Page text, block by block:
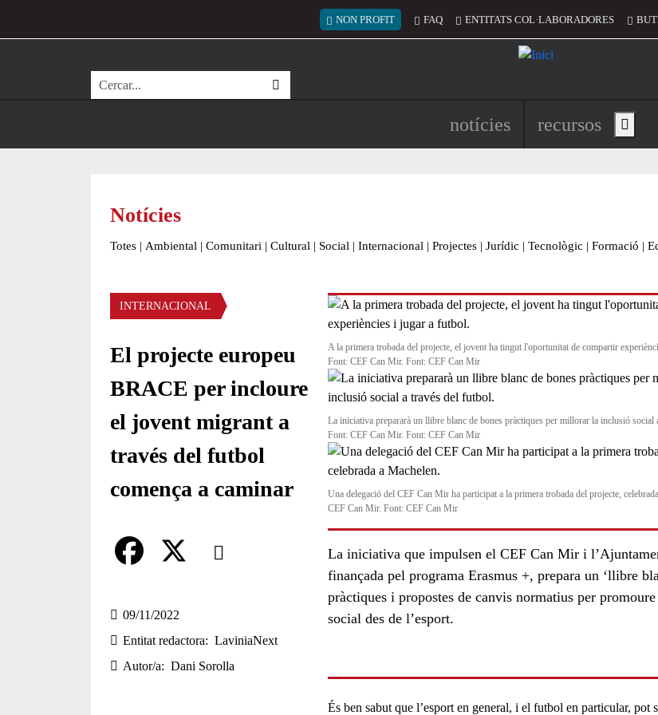
Menú del compte d'usuari
NON PROFIT FAQ ENTITATS COL·LABORADORES
Cerca
Navegació principal de
notícies recursos Show
Notícies
Totes | Ambiental | Comunitari | Cultural | Social | Internacional | Projectes | Jurídic | Tecnològic | Formació |
Àmbit de la notícia
INTERNACIONAL
El projecte europeu
BRACE per incloure
el jovent migrant a
través del futbol
comença a caminar
Comparteix
a
c
e
Compartir en altres xarxes socials
09/11/2022
Entitat redactora
LaviniaNext
Autor/a
Dani Sorolla
A la primera trobada del projecte, el jovent ha tingut l'oportunitat de compartir
Font: CEF Can Mir. Font: CEF Can Mir
La iniciativa prepararà un llibre blanc de bones pràctiques per millorar la inclusió social
Font: CEF Can Mir. Font: CEF Can Mir
Una delegació del CEF Can Mir ha participat a la primera trobada del projecte,
CEF Can Mir. Font: CEF Can Mir
La iniciativa que impulsen el CEF Can Mir i
finançada pel programa Erasmus +, prepara un ‘llibre
pràctiques i propostes de canvis normatius per
social des de l’esport.
És ben sabut que l’esporten general, i el futbol en particular, pot